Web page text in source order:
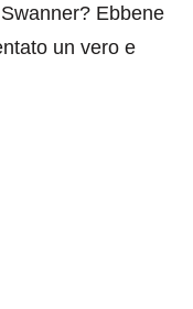
Ebbene
un vero e